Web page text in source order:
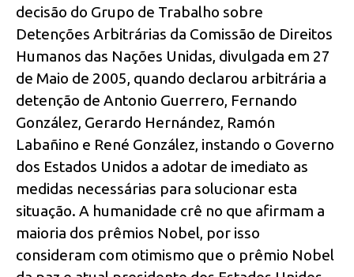
decisão do Grupo de Trabalho sobre
Detenções Arbitrárias da Comissão de Direitos
Humanos das Nações Unidas, divulgada em 27
de Maio de 2005, quando declarou arbitrária a
detenção de Antonio Guerrero, Fernando
González, Gerardo Hernández, Ramón
Labañino e René González, instando o Governo
dos Estados Unidos a adotar de imediato as
medidas necessárias para solucionar esta
situação. A humanidade crê no que afirmam a
maioria dos prêmios Nobel, por isso
consideram com otimismo que o prêmio Nobel